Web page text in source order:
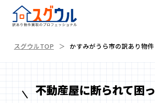
スグウルTOP かすみがうら市の訳あり物件
不動産屋に断られて困